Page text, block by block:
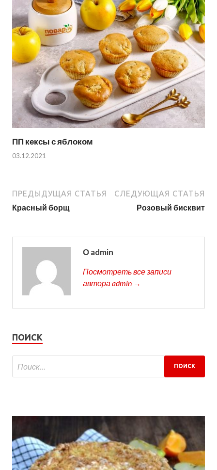
ПП кексы с яблоком
03.12.2021
ПРЕДЫДУЩАЯ СТАТЬЯ
Красный борщ
СЛЕДУЮЩАЯ СТАТЬЯ
Розовый бисквит
О admin
Посмотреть все записи
автора admin →
ПОИСК